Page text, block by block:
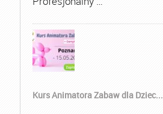
Kurs Animatora Zabaw dla Dziec...